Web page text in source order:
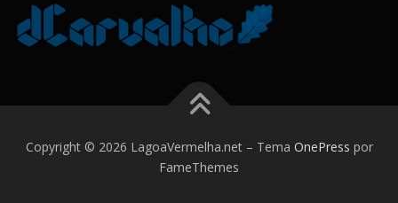
Copyright © 2026 LagoaVermelha.net – Tema OnePress por
FameThemes